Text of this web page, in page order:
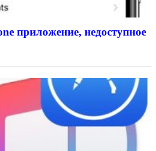
приложение, недоступное